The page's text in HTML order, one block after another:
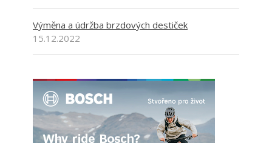
Výměna a údržba brzdových destiček
15.12.2022